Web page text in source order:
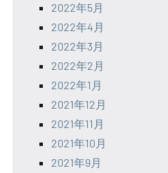
2022年5月
2022年4月
2022年3月
2022年2月
2022年1月
2021年12月
2021年11月
2021年10月
2021年9月